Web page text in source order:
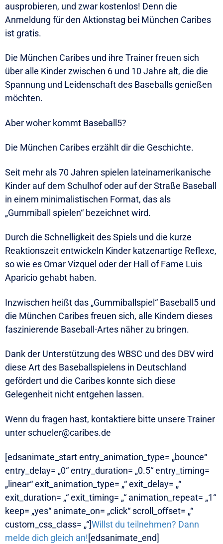
ausprobieren, und zwar kostenlos! Denn die
Anmeldung für den Aktionstag bei München Caribes
ist gratis.
Die München Caribes und ihre Trainer freuen sich
über alle Kinder zwischen 6 und 10 Jahre alt, die die
Spannung und Leidenschaft des Baseballs genießen
möchten.
Aber woher kommt Baseball5?
Die München Caribes erzählt dir die Geschichte.
Seit mehr als 70 Jahren spielen lateinamerikanische
Kinder auf dem Schulhof oder auf der Straße Baseball
in einem minimalistischen Format, das als
„Gummiball spielen“ bezeichnet wird.
Durch die Schnelligkeit des Spiels und die kurze
Reaktionszeit entwickeln Kinder katzenartige Reflexe,
so wie es Omar Vizquel oder der Hall of Fame Luis
Aparicio gehabt haben.
Inzwischen heißt das „Gummiballspiel“ Baseball5 und
die München Caribes freuen sich, alle Kindern dieses
faszinierende Baseball-Artes näher zu bringen.
Dank der Unterstützung des WBSC und des DBV wird
diese Art des Baseballspielens in Deutschland
gefördert und die Caribes konnte sich diese
Gelegenheit nicht entgehen lassen.
Wenn du fragen hast, kontaktiere bitte unsere Trainer
unter schueler@caribes.de
[edsanimate_start entry_animation_type= „bounce“
entry_delay= „0“ entry_duration= „0.5“ entry_timing=
„linear“ exit_animation_type= „“ exit_delay= „“
exit_duration= „“ exit_timing= „“ animation_repeat= „1“
keep= „yes“ animate_on= „click“ scroll_offset= „“
custom_css_class= „“]Willst du teilnehmen? Dann
melde dich gleich an![edsanimate_end]